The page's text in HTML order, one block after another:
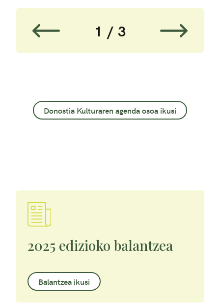
1 3
Donostia Kulturaren agenda osoa ikusi
2025 edizioko balantzea
Balantzea ikusi